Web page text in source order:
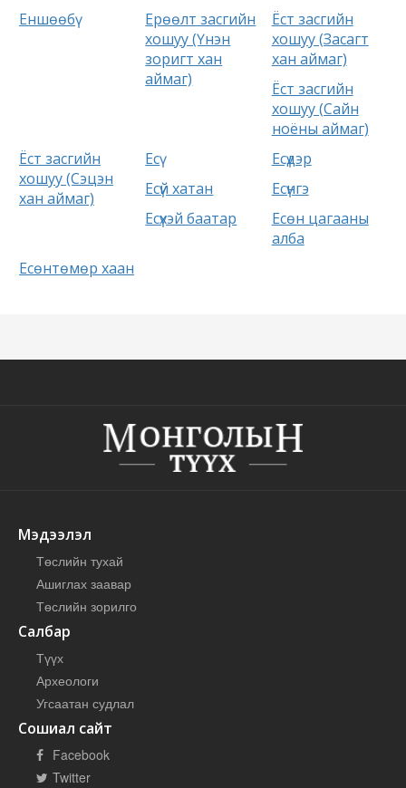
Еншөөбү
Ерөөлт засгийн
хошуу (Үнэн
зоригт хан
аймаг)
Ёст засгийн
хошуу (Засагт
хан аймаг)
Ёст засгийн
хошуу (Сайн
ноёны аймаг)
Ёст засгийн
хошуу (Сэцэн
хан аймаг)
Есү
Есүдэр
Есүй хатан
Есүнгэ
Есүхэй баатар
Есөн цагааны
алба
Есөнтөмөр хаан
Мэдээлэл
Төслийн тухай
Ашиглах заавар
Төслийн зорилго
Салбар
Түүх
Археологи
Угсаатан судлал
Сошиал сайт
Facebook
Twitter